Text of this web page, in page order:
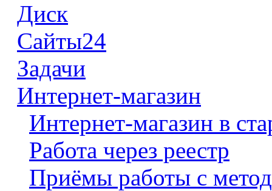
Диск
Сайты24
Задачи
Интернет-магазин
Интернет-магазин в
Работа через реестр
Приёмы работы с